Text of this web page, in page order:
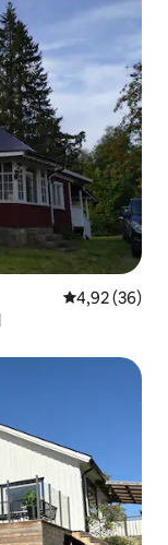
Évaluation
4,92 (36)